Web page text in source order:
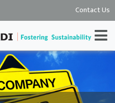
Contact Us